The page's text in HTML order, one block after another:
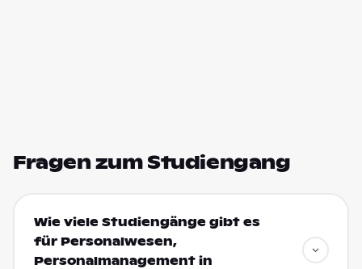
Fragen zum Studiengang
Wie viele Studiengänge gibt es
für Personalwesen,
Personalmanagement in